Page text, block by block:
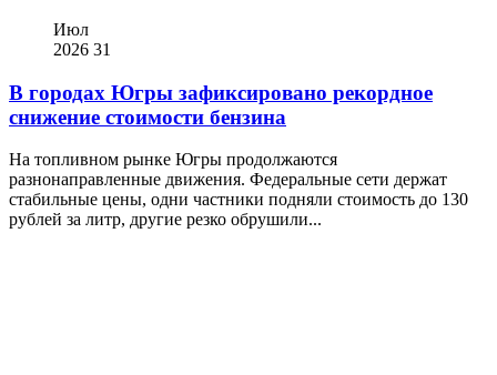
Июл
2026 31
В городах Югры зафиксировано рекордное
снижение стоимости бензина
На топливном рынке Югры продолжаются
разнонаправленные движения. Федеральные сети держат
стабильные цены, одни частники подняли стоимость до 130
рублей за литр, другие резко обрушили...